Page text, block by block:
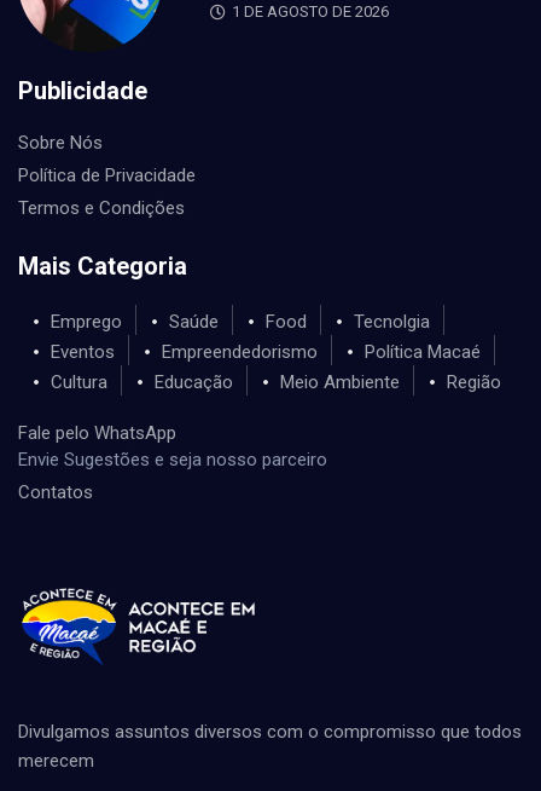
1 DE AGOSTO DE 2026
Publicidade
Sobre Nós
Política de Privacidade
Termos e Condições
Mais Categoria
Emprego Saúde Food
Tecnolgia
Eventos
Empreendedorismo
Política Macaé
Cultura
Educação Meio Ambiente Região
Fale pelo WhatsApp
Envie Sugestões e seja nosso parceiro
Contatos
Divulgamos assuntos diversos com o compromisso que todos
merecem